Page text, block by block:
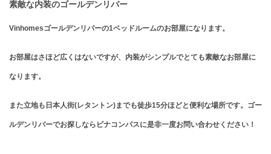
素敵な内装のゴールデンリバー
Vinhomesゴールデンリバーの1ベッドルームのお部屋になります。
お部屋はさほど広くはないですが、内装がシンプルでとても素敵なお部屋に
なります。
また立地も日本人街(レタントン)までも徒歩15分ほどと便利な場所です。ゴー
ルデンリバーでお探しならビナコンパスに是非一度お問い合わせください！